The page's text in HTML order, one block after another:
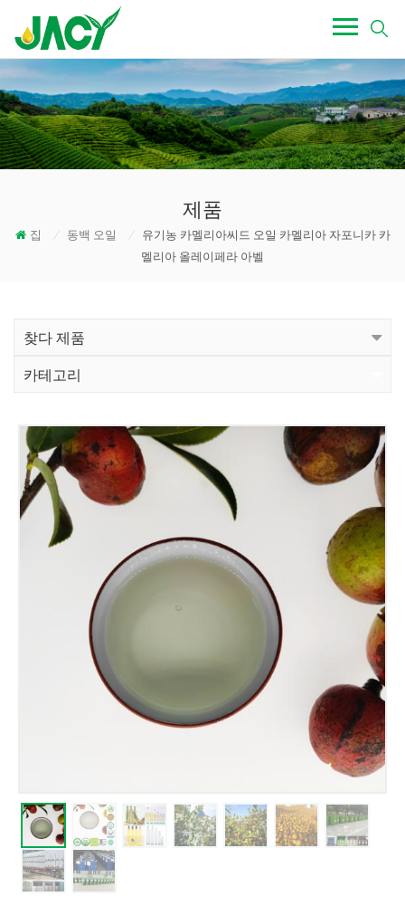
제품
집 / 동백 오일 /
유기농 카멜리아씨드 오일 카멜리아 자포니카 카
멜리아 올레이페라 아벨
찾다 제품
카테고리